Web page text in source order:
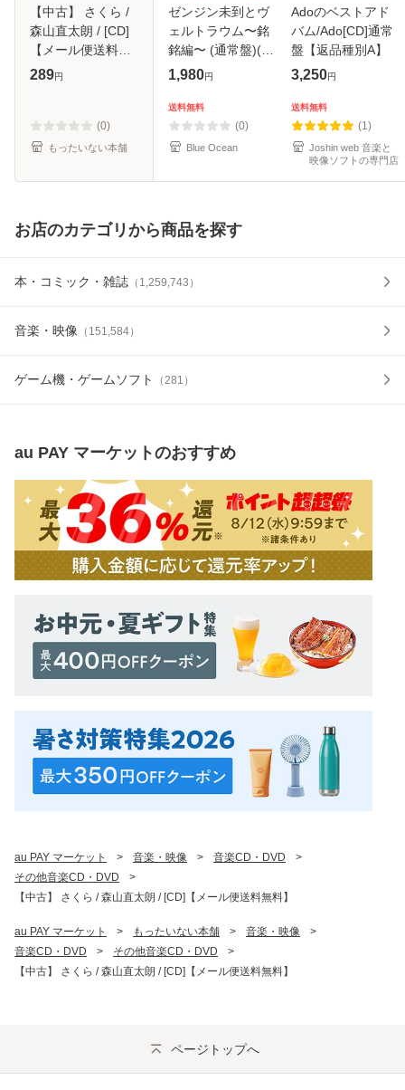
【中古】 さくら /
森山直太朗 / [CD]
【メール便送料無
料】
289円
(0)
もったいない本舗
ゼンジン未到とヴ
ェルトラウム〜銘
銘編〜 (通常盤)(2
枚組) [DVD]
1,980円
送料無料
(0)
Blue Ocean
Adoのベストアド
バム/Ado[CD]通常
盤【返品種別A】
3,250円
送料無料
(1)
Joshin web 音楽と
映像ソフトの専門店
お店のカテゴリから商品を探す
本・コミック・雑誌 （ 1,259,743 ）
音楽・映像 （ 151,584）
ゲーム機・ゲームソフト （281 ）
au PAY マーケットのおすすめ
au PAY マーケット > 音楽・映像 > 音楽CD・DVD
>
その他音楽CD・DVD
>
【中古】 さくら / 森山直太朗 / [CD]【メール便送料無料】
au PAY マーケット > もったいない本舗 > 音楽・映像
>
音楽CD・DVD
> その他音楽CD・DVD
>
【中古】 さくら / 森山直太朗 / [CD]【メール便送料無料】
ページトップへ